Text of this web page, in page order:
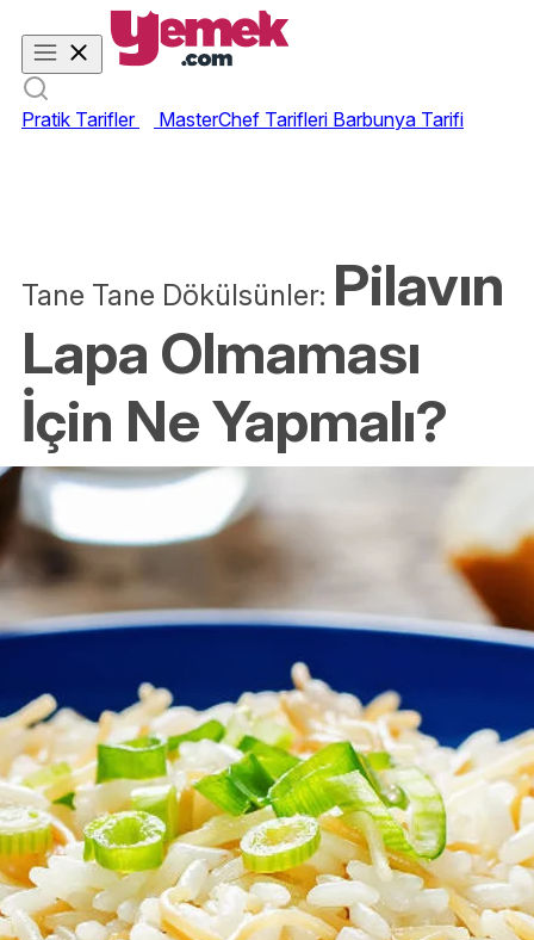
Pratik Tarifler MasterChef Tarifleri Barbunya Tarifi
Tane Tane Dökülsünler: Pilavın
Lapa Olmaması
İçin Ne Yapmalı?